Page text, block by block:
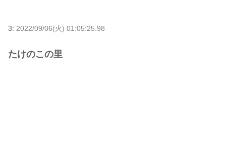
3: 2022/09/06(火) 01:05:25.98
たけのこの里